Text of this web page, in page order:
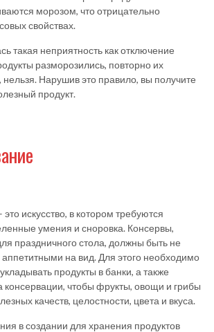
морозом, что отрицательно
свойствах.
такая неприятность как отключение
разморозились, повторно их
Нарушив это правило, вы получите
продукт.
искусство, в котором требуются
умения и сноровка. Консервы,
праздничного стола, должны быть не
аппетитными на вид. Для этого необходимо
продукты в банки, а также
консервации, чтобы фрукты, овощи и грибы
качеств, целостности, цвета и вкуса.
в создании для хранения продуктов